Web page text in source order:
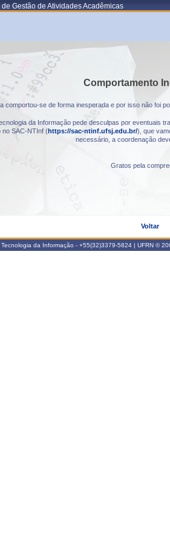
Gestão de Atividades Acadêmicas
Comportamento
comportou-se de forma inesperada e por isso não foi
da Informação pede desculpas por eventuais
no SAC-NTInf (https://sac-ntinf.ufsj.edu.br/), que
necessário, a coordenação
Gratos pela
Voltar
da Informação - +55(32)3379-5824 | UFRN ©